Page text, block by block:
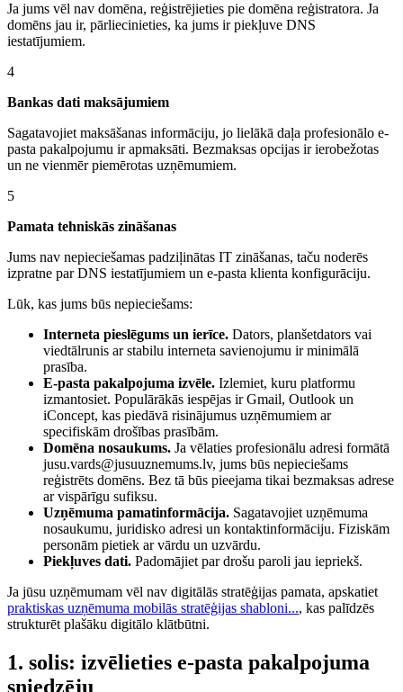
Ja jums vēl nav domēna, reģistrējieties pie domēna reģistratora. Ja
domēns jau ir, pārliecinieties, ka jums ir piekļuve DNS
iestatījumiem.
4
Bankas dati maksājumiem
Sagatavojiet maksāšanas informāciju, jo lielākā daļa profesionālo e-
pasta pakalpojumu ir apmaksāti. Bezmaksas opcijas ir ierobežotas
un ne vienmēr piemērotas uzņēmumiem.
5
Pamata tehniskās zināšanas
Jums nav nepieciešamas padziļinātas IT zināšanas, taču noderēs
izpratne par DNS iestatījumiem un e-pasta klienta konfigurāciju.
Lūk, kas jums būs nepieciešams:
Interneta pieslēgums un ierīce. Dators, planšetdators vai
viedtālrunis ar stabilu interneta savienojumu ir minimālā
prasība.
E-pasta pakalpojuma izvēle. Izlemiet, kuru platformu
izmantosiet. Populārākās iespējas ir Gmail, Outlook un
iConcept, kas piedāvā risinājumus uzņēmumiem ar
specifiskām drošības prasībām.
Domēna nosaukums. Ja vēlaties profesionālu adresi formātā
jusu.vards@jusuuznemums.lv, jums būs nepieciešams
reģistrēts domēns. Bez tā būs pieejama tikai bezmaksas adrese
ar vispārīgu sufiksu.
Uzņēmuma pamatinformācija. Sagatavojiet uzņēmuma
nosaukumu, juridisko adresi un kontaktinformāciju. Fiziskām
personām pietiek ar vārdu un uzvārdu.
Piekļuves dati. Padomājiet par drošu paroli jau iepriekš.
Ja jūsu uzņēmumam vēl nav digitālās stratēģijas pamata, apskatiet
praktiskas uzņēmuma mobilās stratēģijas shabloni..., kas palīdzēs
strukturēt plašāku digitālo klātbūtni.
1. solis: izvēlieties e-pasta pakalpojuma
sniedzēju